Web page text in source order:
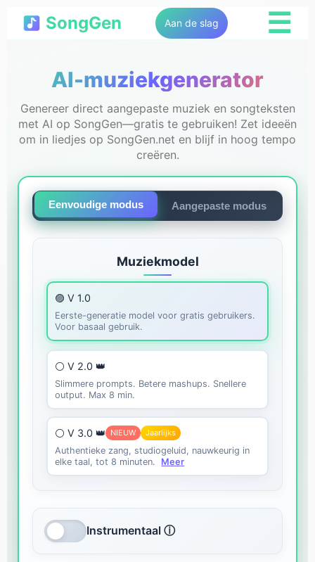
SongGen Aan de slag ☰
AI-muziekgenerator
Genereer direct aangepaste muziek en songteksten
met AI op SongGen—gratis te gebruiken! Zet ideeën
om in liedjes op SongGen.net en blijf in hoog tempo
creëren.
Eenvoudige modus Aangepaste modus
Muziekmodel
🟣 V 1.0
Eerste-generatie model voor gratis gebruikers.
Voor basaal gebruik.
⚪ V 2.0 👑
Slimmere prompts. Betere mashups. Snellere
output. Max 8 min.
⚪ V 3.0 👑 NIEUW Jaarlijks
Authentieke zang, studiogeluid, nauwkeurig in
elke taal, tot 8 minuten.
Meer
Instrumentaal ⓘ